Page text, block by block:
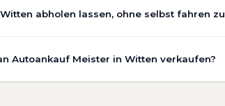
Ohne TÜV Getriebeschaden Faire
Ausstattung, Pflegezustand und die
Witten Unverbindlich Seriöse Einschätzung
abholen lassen, ohne selbst fahren
oder an einem Treffpunkt Ihrer Wahl in
Autoankauf Meister in Witten verkaufen?